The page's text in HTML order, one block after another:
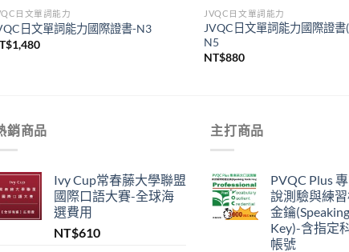
日文單詞能力
日文單詞能力國際證書-N3
1,480
JVQC日文單詞能力
JVQC日文單詞能力國際證書
N5
NT$880
銷商品
Ivy Cup常春藤大學聯盟
國際口語大賽-全球海
選費用
NT$610
主打商品
PVQC Plus
說測驗與練
金鑰
Key)-含指定
帳號